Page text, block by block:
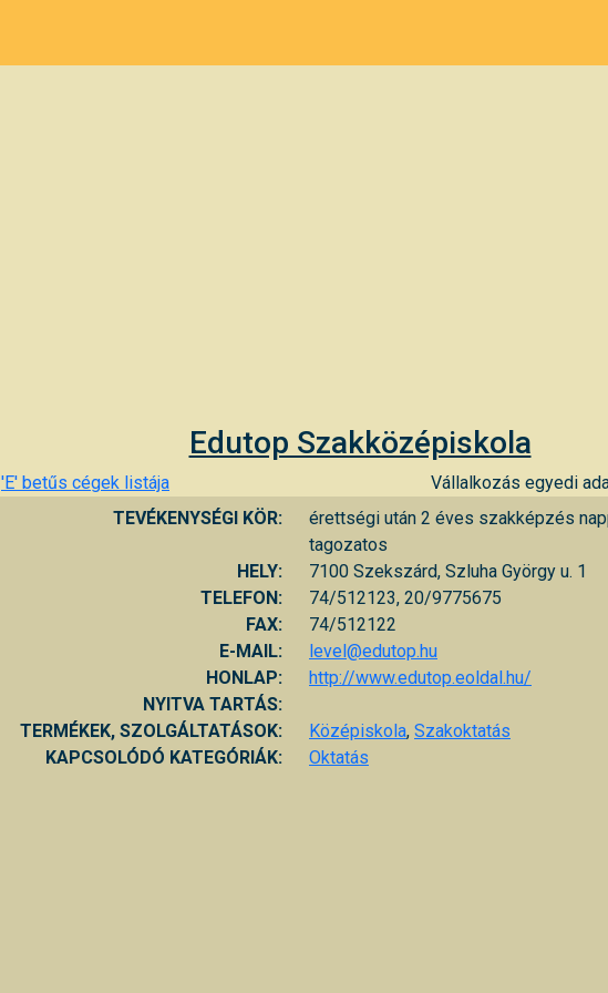
Edutop Szakközépiskola
'E' betűs cégek listája
Vállalkozás egyedi
TEVÉKENYSÉGI KÖR:
érettségi után 2 éves szakképzés
tagozatos
HELY:
7100 Szekszárd, Szluha György u. 1
TELEFON:
74/512123, 20/9775675
FAX:
74/512122
E-MAIL:
level@edutop.hu
HONLAP:
http://www.edutop.eoldal.hu/
NYITVA TARTÁS:
TERMÉKEK, SZOLGÁLTATÁSOK:
Középiskola, Szakoktatás
KAPCSOLÓDÓ KATEGÓRIÁK:
Oktatás